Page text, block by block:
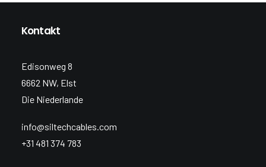
Kontakt
Edisonweg 8
6662 NW, Elst
Die Niederlande
info@siltechcables.com
+31 481 374 783